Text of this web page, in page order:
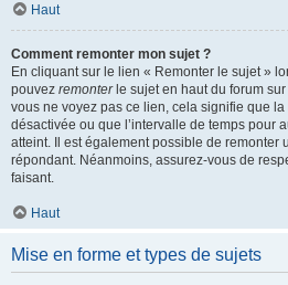
Haut
Comment remonter mon sujet ?
En cliquant sur le lien « Remonter le sujet »
pouvez remonterle sujet en haut du forum
vous ne voyez pas ce lien, cela signifie que
désactivée ou que l’intervalle de temps pour
atteint. Il est également possible de remonter
répondant. Néanmoins, assurez-vous de
faisant.
Haut
Mise en forme et types de sujets